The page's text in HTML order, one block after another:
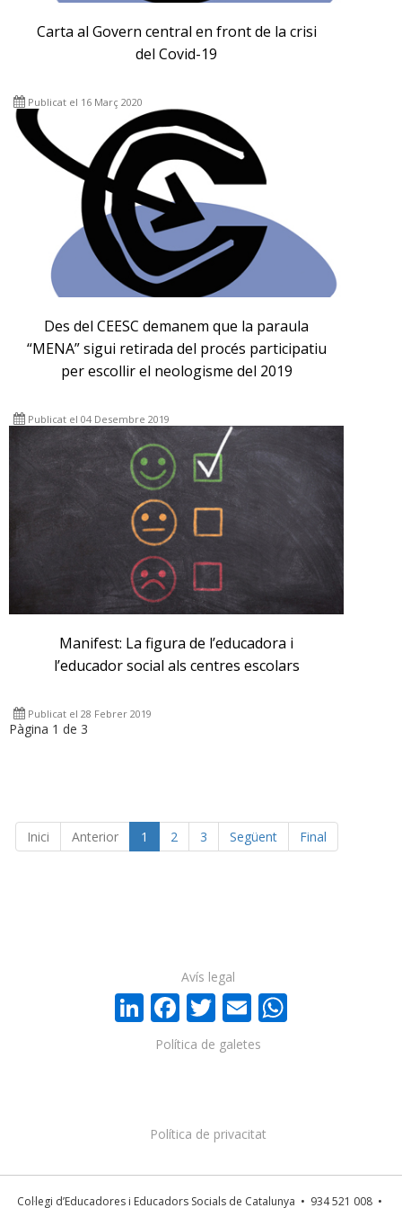
Carta al Govern central en front de la crisi
del Covid-19
Publicat el 16 Març 2020
Des del CEESC demanem que la paraula
“MENA” sigui retirada del procés participatiu
per escollir el neologisme del 2019
Publicat el 04 Desembre 2019
Manifest: La figura de l’educadora i
l’educador social als centres escolars
Publicat el 28 Febrer 2019
Pàgina 1 de 3
Inici Anterior 1 2 3 Següent Final
LinkedIn
Facebook
Twitter
Email
Col·legi d’Educadores i Educadors Socials de Catalunya • 934 521 008 •
Política de privacitat
Política de galetes
Avís legal